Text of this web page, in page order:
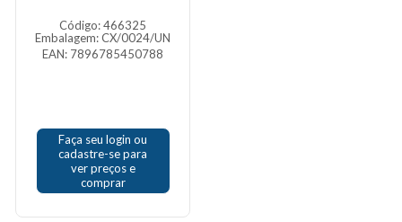
Código: 466325
Embalagem: CX/0024/UN
EAN: 7896785450788
Faça seu login ou
cadastre-se para
ver preços e
comprar